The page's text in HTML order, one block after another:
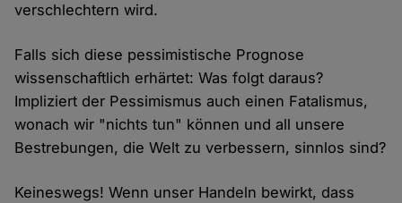
verschlechtern wird.
Falls sich diese pessimistische Prognose
wissenschaftlich erhärtet: Was folgt daraus?
Impliziert der Pessimismus auch einen Fatalismus,
wonach wir "nichts tun" können und all unsere
Bestrebungen, die Welt zu verbessern, sinnlos sind?
Keineswegs! Wenn unser Handeln bewirkt, dass